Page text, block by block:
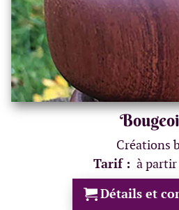
Créations
Tarif : à partir
Détails et